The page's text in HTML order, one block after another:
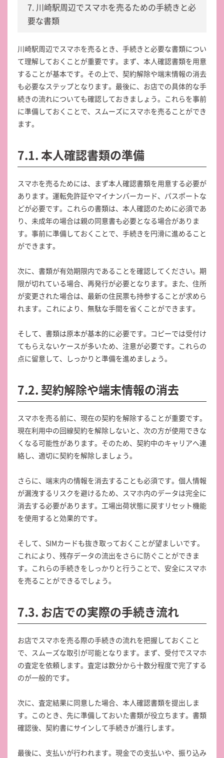
7. 川崎駅周辺でスマホを売るための手続きと必
要な書類
川崎駅周辺でスマホを売るとき、手続きと必要な書類につい
て理解しておくことが重要です。まず、本人確認書類を用意
することが基本です。その上で、契約解除や端末情報の消去
も必要なステップとなります。最後に、お店での具体的な手
続きの流れについても確認しておきましょう。これらを事前
に準備しておくことで、スムーズにスマホを売ることができ
ます。
7.1. 本人確認書類の準備
スマホを売るためには、まず本人確認書類を用意する必要が
あります。運転免許証やマイナンバーカード、パスポートな
どが必要です。これらの書類は、本人確認のために必須であ
り、未成年の場合は親の同意書も必要となる場合がありま
す。事前に準備しておくことで、手続きを円滑に進めること
ができます。
次に、書類が有効期限内であることを確認してください。期
限が切れている場合、再発行が必要となります。また、住所
が変更された場合は、最新の住民票も持参することが求めら
れます。これにより、無駄な手間を省くことができます。
そして、書類は原本が基本的に必要です。コピーでは受付け
てもらえないケースが多いため、注意が必要です。これらの
点に留意して、しっかりと準備を進めましょう。
7.2. 契約解除や端末情報の消去
スマホを売る前に、現在の契約を解除することが重要です。
現在利用中の回線契約を解除しないと、次の方が使用できな
くなる可能性があります。そのため、契約中のキャリアへ連
絡し、適切に契約を解除しましょう。
さらに、端末内の情報を消去することも必須です。個人情報
が漏洩するリスクを避けるため、スマホ内のデータは完全に
消去する必要があります。工場出荷状態に戻すリセット機能
を使用すると効果的です。
そして、SIMカードも抜き取っておくことが望ましいです。
これにより、残存データの流出をさらに防ぐことができま
す。これらの手続きをしっかりと行うことで、安全にスマホ
を売ることができるでしょう。
7.3. お店での実際の手続き流れ
お店でスマホを売る際の手続きの流れを把握しておくこと
で、スムーズな取引が可能となります。まず、受付でスマホ
の査定を依頼します。査定は数分から十数分程度で完了する
のが一般的です。
次に、査定結果に同意した場合、本人確認書類を提出しま
す。このとき、先に準備しておいた書類が役立ちます。書類
確認後、契約書にサインして手続きが進行します。
最後に、支払いが行われます。現金での支払いや、振り込み